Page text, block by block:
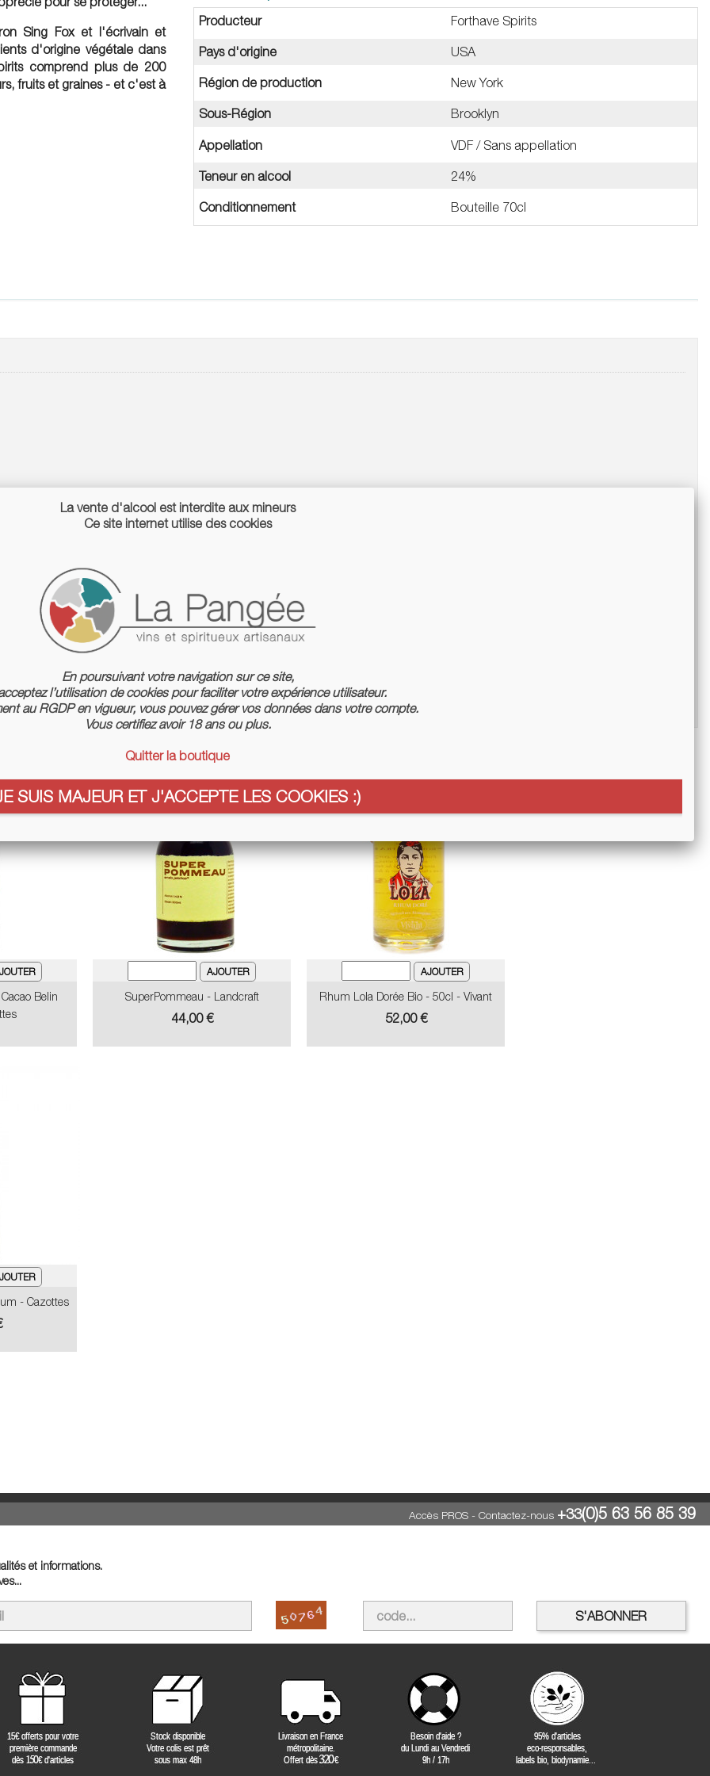
Sing Foxet l'écrivain et
d'origine végétale dans
comprend plus de 200
fruits et graines - et c'est à
Producteur
Forthave Spirits
Pays d'origine USA
Région de production New York
Sous-Région Brooklyn
Appellation VDF / Sans appellation
Teneur en alcool 24%
Conditionnement Bouteille 70cl
Belin
SuperPommeau - Landcraft
Prix
44,00 €
Rhum Lola Dorée Bio - 50cl - Vivant
Prix
52,00 €
- Cazottes
Accès PROS- Contactez-nous +33(0)5 63 56 85 39
et informations.
La vente d'alcool est interdite aux mineurs
Ce site internet utilise des cookies
En poursuivant votre navigation sur ce site,
l’utilisation de cookies pour faciliter votre expérience utilisateur.
au RGDP en vigueur, vous pouvez gérer vos données dans votre compte.
Vous certifiez avoir 18 ans ou plus.
Quitter la boutique
SUIS MAJEUR ET J'ACCEPTE LES COOKIES :)